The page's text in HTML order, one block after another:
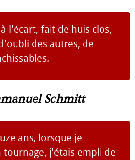
l'écart, fait de huis clos,
des autres, de
Schmitt
ans, lorsque je
tournage, j'étais empli de